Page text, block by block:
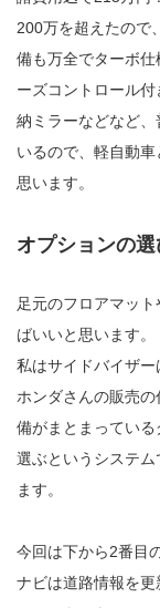
200万を超えたので
備も万全でターボ
ーズコントロール
納ミラーなどなど
いるので、軽自動
思います。
オプションの
足元のフロアマッ
ばいいと思います。
私はサイドバイザー
ホンダさんの販売
備がまとまってい
選ぶというシステ
ます。
今回は下から2番目
ナビは道路情報を